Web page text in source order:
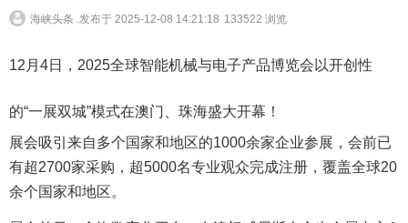
海峡头条 .发布于 2025-12-08 14:21:18 133522 浏览
12月4日，2025全球智能机械与电子产品博览会以开创性
的“一展双城”模式在澳门、珠海盛大开幕！
展会吸引来自多个国家和地区的1000余家企业参展，会前已
有超2700家采购，超5000名专业观众完成注册，覆盖全球20
余个国家和地区。